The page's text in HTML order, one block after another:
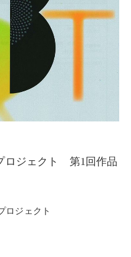
ロジェクト 第1回作品
ロジェクト